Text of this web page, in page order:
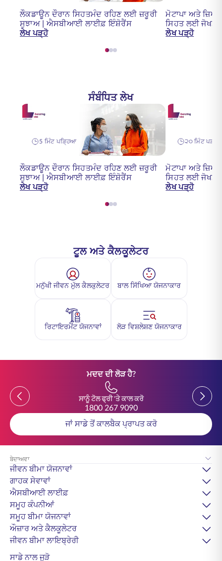
ਲੌਕਡਾਊਨ ਦੌਰਾਨ ਸਿਹਤਮੰਦ ਰਹਿਣ ਲਈ ਜ਼ਰੂਰੀ
ਸੁਝਾਅ | ਐਸਬੀਆਈ ਲਾਈਫ਼ ਇੰਸ਼ੋਰੈਂਸ
ਲੇਖ ਪੜ੍ਹੋ
ਮੋਟਾਪਾ ਅਤੇ
ਸਿਹਤ ਲਈ ਜੋਖਮ
ਲੇਖ ਪੜ੍ਹੋ
ਸੰਬੰਧਿਤ ਲੇਖ
5 ਮਿੰਟ ਪੜ੍ਹਿਆ
ਲੌਕਡਾਊਨ ਦੌਰਾਨ ਸਿਹਤਮੰਦ ਰਹਿਣ ਲਈ ਜ਼ਰੂਰੀ
ਸੁਝਾਅ | ਐਸਬੀਆਈ ਲਾਈਫ਼ ਇੰਸ਼ੋਰੈਂਸ
ਲੇਖ ਪੜ੍ਹੋ
੨੦ ਮਿੰਟ ਪੜ੍ਹੇ
ਮੋਟਾਪਾ ਅਤੇ
ਸਿਹਤ ਲਈ ਜੋਖਮ
ਲੇਖ ਪੜ੍ਹੋ
ਟੂਲ ਅਤੇ ਕੈਲਕੂਲੇਟਰ
ਮਨੁੱਖੀ ਜੀਵਨ ਮੁੱਲ ਕੈਲਕੁਲੇਟਰ ਬਾਲ ਸਿੱਖਿਆ ਯੋਜਨਾਕਾਰ
ਰਿਟਾਇਰਮੈਂਟ ਯੋਜਨਾਵਾਂ ਲੋੜ ਵਿਸ਼ਲੇਸ਼ਣ ਯੋਜਨਾਕਾਰ
ਮਦਦ ਦੀ ਲੋੜ ਹੈ?
Previous
ਸਾਨੂੰ ਟੋਲ ਫ੍ਰੀ 'ਤੇ ਕਾਲ ਕਰੋ
1800 267 9090
Previous
ਜਾਂ ਸਾਡੇ ਤੋਂ ਕਾਲਬੈਕ ਪ੍ਰਾਪਤ ਕਰੋ
ਬੇਦਾਅਵਾ
ਜੀਵਨ ਬੀਮਾ ਯੋਜਨਾਵਾਂ
ਗਾਹਕ ਸੇਵਾਵਾਂ
ਐਸਬੀਆਈ ਲਾਈਫ਼
ਸਮੂਹ ਕੰਪਨੀਆਂ
ਸਮੂਹ ਬੀਮਾ ਯੋਜਨਾਵਾਂ
ਔਜ਼ਾਰ ਅਤੇ ਕੈਲਕੂਲੇਟਰ
ਜੀਵਨ ਬੀਮਾ ਲਾਇਬ੍ਰੇਰੀ
ਸਾਡੇ ਨਾਲ ਜੁੜੋ